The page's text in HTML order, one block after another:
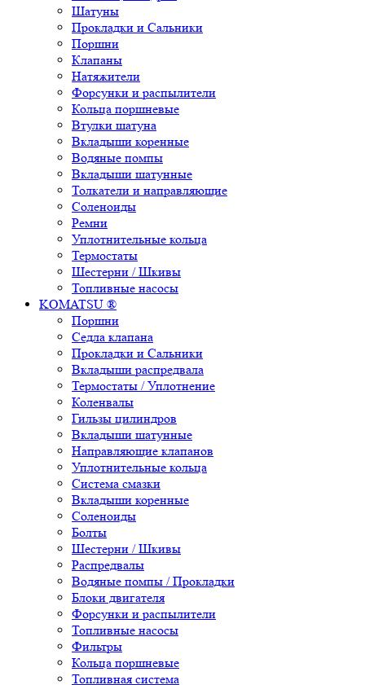
Шатуны
Прокладки и Сальники
Поршни
Клапаны
Натяжители
Форсунки и распылители
Кольца поршневые
Втулки шатуна
Вкладыши коренные
Водяные помпы
Вкладыши шатунные
Толкатели и направляющие
Соленоиды
Ремни
Уплотнительные кольца
Термостаты
Шестерни / Шкивы
Топливные насосы
KOMATSU ®
Поршни
Седла клапана
Прокладки и Сальники
Вкладыши распредвала
Термостаты / Уплотнение
Коленвалы
Гильзы цилиндров
Вкладыши шатунные
Направляющие клапанов
Уплотнительные кольца
Система смазки
Вкладыши коренные
Соленоиды
Болты
Шестерни / Шкивы
Распредвалы
Водяные помпы / Прокладки
Блоки двигателя
Форсунки и распылители
Топливные насосы
Фильтры
Кольца поршневые
Топливная система